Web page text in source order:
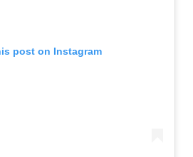
post on Instagram